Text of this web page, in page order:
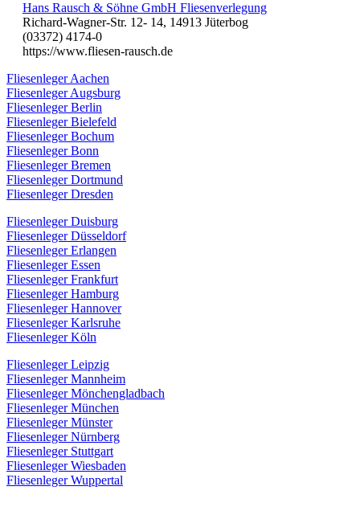
Hans Rausch & Söhne GmbH Fliesenverlegung
Richard-Wagner-Str. 12- 14, 14913 Jüterbog
(03372) 4174-0
https://www.fliesen-rausch.de
Fliesenleger Aachen
Fliesenleger Augsburg
Fliesenleger Berlin
Fliesenleger Bielefeld
Fliesenleger Bochum
Fliesenleger Bonn
Fliesenleger Bremen
Fliesenleger Dortmund
Fliesenleger Dresden
Fliesenleger Duisburg
Fliesenleger Düsseldorf
Fliesenleger Erlangen
Fliesenleger Essen
Fliesenleger Frankfurt
Fliesenleger Hamburg
Fliesenleger Hannover
Fliesenleger Karlsruhe
Fliesenleger Köln
Fliesenleger Leipzig
Fliesenleger Mannheim
Fliesenleger Mönchengladbach
Fliesenleger München
Fliesenleger Münster
Fliesenleger Nürnberg
Fliesenleger Stuttgart
Fliesenleger Wiesbaden
Fliesenleger Wuppertal